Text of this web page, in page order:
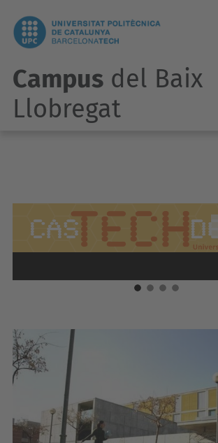
Campus del Baix
Llobregat